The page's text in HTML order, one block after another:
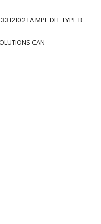
LAMPE DEL TYPE B
CAN